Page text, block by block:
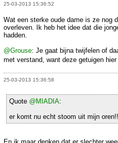
25-03-2013 15:36:52
Wat een sterke oude dame is ze nog
overleven. Ik heb het idee dat die
hadden.
@Grouse: Je gaat bijna twijfelen of
met verstand, want deze getuigen hier
25-03-2013 15:36:58
Quote @MIADIA:
er komt nu echt stoom uit mijn